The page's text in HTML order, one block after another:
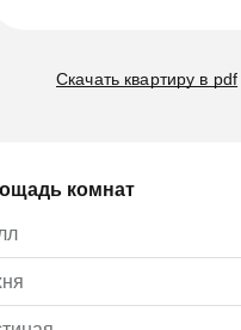
Скачать квартиру в pdf
комнат